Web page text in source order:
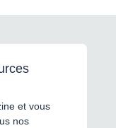
et vous
nos